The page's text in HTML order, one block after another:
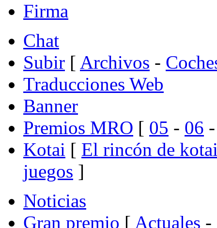
Firma
Chat
Subir [ Archivos -
Traducciones Web
Banner
Premios MRO [ 05 - 06
Kotai [ El rincón de
juegos ]
Noticias
Gran premio [ Actuales -